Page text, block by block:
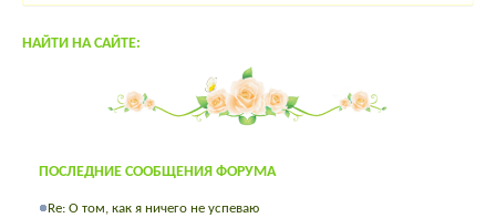
НАЙТИ НА САЙТЕ:
ПОСЛЕДНИЕ СООБЩЕНИЯ ФОРУМА
Re: О том, как я ничего не успеваю